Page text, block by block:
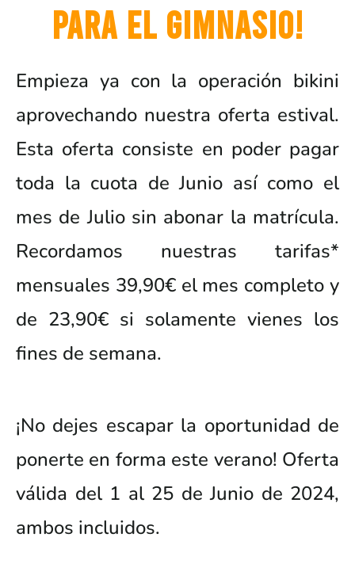
para el gimnasio!
Empieza ya con la operación bikini
aprovechando nuestra oferta estival.
Esta oferta consiste en poder pagar
toda la cuota de Junio así como el
mes de Julio sin abonar la matrícula.
Recordamos nuestras tarifas*
mensuales 39,90€ el mes completo y
de 23,90€ si solamente vienes los
fines de semana.
¡No dejes escapar la oportunidad de
ponerte en forma este verano! Oferta
válida del 1 al 25 de Junio de 2024,
ambos incluidos.